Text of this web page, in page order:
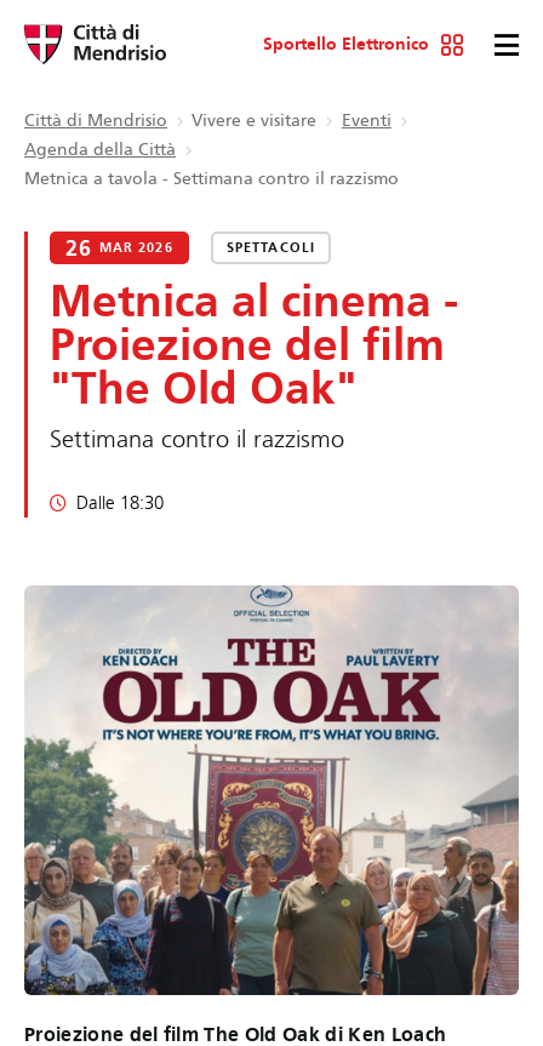
Sportello Elettronico
Città di Mendrisio Vivere e visitare
Eventi
Agenda della Città
Metnica a tavola - Settimana contro il razzismo
26 MAR 2026 SPETTACOLI
Metnica al cinema -
Proiezione del film
"The Old Oak"
Settimana contro il razzismo
Dalle 18:30
Proiezione del film The Old Oak di Ken Loach